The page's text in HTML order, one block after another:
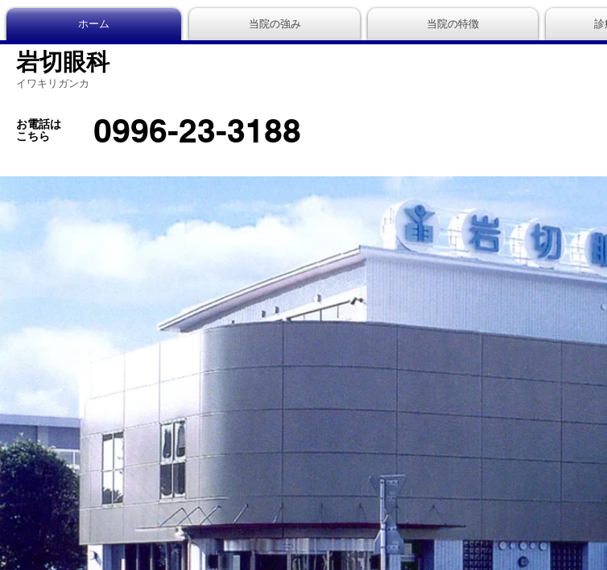
ホーム 当院の強み 当院の特徴 診
岩切眼科
イワキリガンカ
お電話は
こちら
0996-23-3188